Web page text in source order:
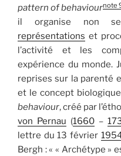
pattern of behaviournote
il organise non
représentations et
l’activité et les
expérience du monde.
reprises sur la parenté
et le concept
behaviour, créé par
von Pernau (1660–
lettre du 13 février
Bergh : « « Archétype »